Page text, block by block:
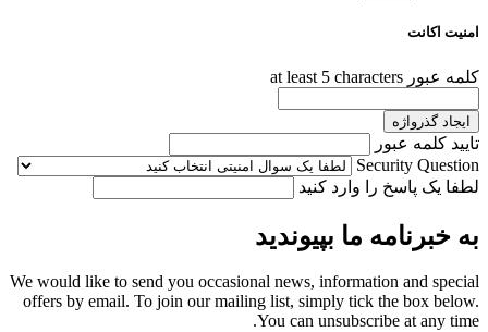
امنیت اکانت
کلمه عبور at least 5 characters
ایجاد گذرواژه
تایید کلمه عبور
Security Question
لطفا یک پاسخ را وارد کنید
به خبرنامه ما بپیوندید
We would like to send you occasional news, information and special
offers by email. To join our mailing list, simply tick the box below.
You can unsubscribe at any time.